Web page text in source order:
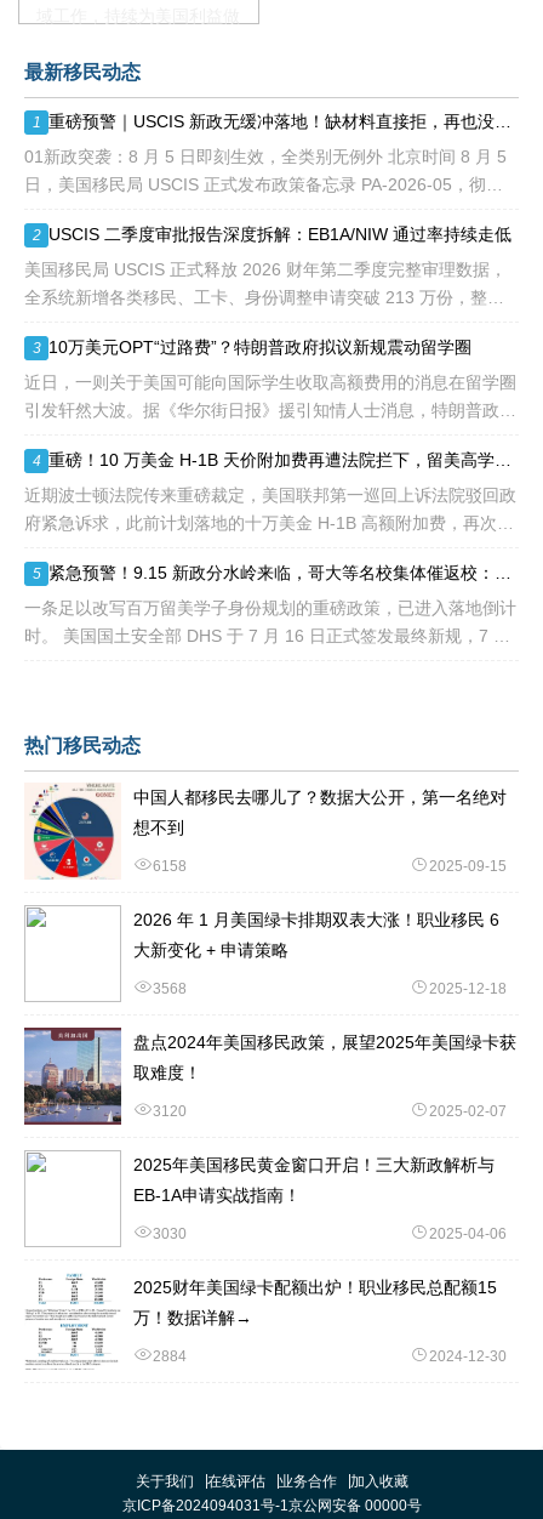
额占全球移民签证配额的
28.6%，即大约4万个移民
签证，都会用于满足"优
先"移民类别的申请。EB1A
不需要雇主支持、不用办理
等的限制，所以也愈来愈受
到中国杰出人才的青睐。
最新移民动态
1
01新政突袭：8 月 5 日即刻生效，全类别无例外 北京时间 8 月 5
日，美国移民局 USCIS 正式发布政策备忘录 PA-2026-05，彻底
2 USCIS 二季度审批报告深度拆解：EB1A/NIW 通过率持续走低
美国移民局 USCIS 正式释放 2026 财年第二季度完整审理数据，
全系统新增各类移民、工卡、身份调整申请突破 213 万份，整体
3 10万美元OPT“过路费”？特朗普政府拟议新规震动留学圈
近日，一则关于美国可能向国际学生收取高额费用的消息在留学圈
引发轩然大波。据《华尔街日报》援引知情人士消息，特朗普政府
中可能包括高达10万美元
4
近期波士顿法院传来重磅裁定，美国联邦第一巡回上诉法院驳回政
府紧急诉求，此前计划落地的十万美金 H-1B 高额附加费，再次被
5
一条足以改写百万留美学子身份规划的重磅政策，已进入落地倒计
时。 美国国土安全部 DHS 于 7 月 16 日正式签发最终新规，7 月
热门移民动态
中国人都移民去哪儿了？数据大公开，第一名绝对
想不到
6158 2025-09-15
2026 年 1 月美国绿卡排期双表大涨！职业移民 6
大新变化 + 申请策略
3568 2025-12-18
盘点2024年美国移民政策，展望2025年美国绿卡获
取难度！
3120 2025-02-07
2025年美国移民黄金窗口开启！三大新政解析与
EB-1A申请实战指南！
3030 2025-04-06
2025财年美国绿卡配额出炉！职业移民总配额15
万！数据详解→
2884 2024-12-30
关于我们 在线评估 业务合作
加入收藏
京ICP备2024094031号-1京公网安备 00000号